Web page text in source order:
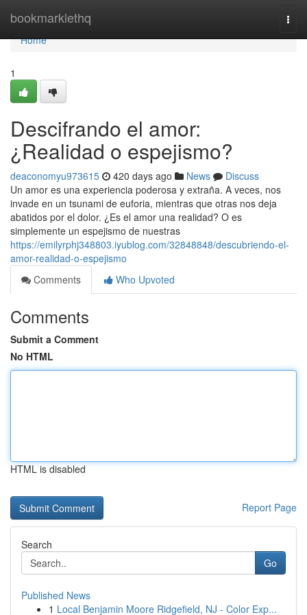
bookmarklethq
Home
Home
1
Descifrando el amor:
¿Realidad o espejismo?
deaconomyu973615 420 days ago News
Discuss
Un amor es una experiencia poderosa y extraña. A veces, nos
invade en un tsunami de euforia, mientras que otras nos deja
abatidos por el dolor. ¿Es el amor una realidad? O es
simplemente un espejismo de nuestras
https://emilyrphj348803.iyublog.com/32848848/descubriendo-el-
amor-realidad-o-espejismo
Comments
Who Upvoted
Comments
Submit a Comment
No HTML
HTML is disabled
Report Page
Search
Go
Published News
1 Local Benjamin Moore Ridgefield, NJ - Color Exp...